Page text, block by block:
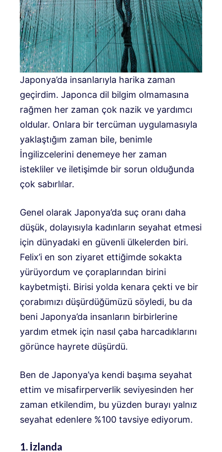
Japonya’da insanlarıyla harika zaman
geçirdim. Japonca dil bilgim olmamasına
rağmen her zaman çok nazik ve yardımcı
oldular. Onlara bir tercüman uygulamasıyla
yaklaştığım zaman bile, benimle
İngilizcelerini denemeye her zaman
istekliler ve iletişimde bir sorun olduğunda
çok sabırlılar.
Genel olarak Japonya’da suç oranı daha
düşük, dolayısıyla kadınların seyahat etmesi
için dünyadaki en güvenli ülkelerden biri.
Felix’i en son ziyaret ettiğimde sokakta
yürüyordum ve çoraplarından birini
kaybetmişti. Birisi yolda kenara çekti ve bir
çorabımızı düşürdüğümüzü söyledi, bu da
beni Japonya’da insanların birbirlerine
yardım etmek için nasıl çaba harcadıklarını
görünce hayrete düşürdü.
Ben de Japonya’ya kendi başıma seyahat
ettim ve misafirperverlik seviyesinden her
zaman etkilendim, bu yüzden burayı yalnız
seyahat edenlere %100 tavsiye ediyorum.
1. İzlanda